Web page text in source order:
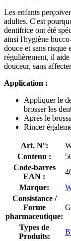
Les enfants
adultes. C'est
dentifrice ont été
ainsi l'hygiène
douce et sans risque
régulièrement, il
douceur, sans
Application :
Appliquer le
brosser les
Après le
Rincer
Art. N°:
Contenu :
Code-barres
EAN :
Marque:
Consistance /
Forme
pharmaceutique:
Types de
Produits: